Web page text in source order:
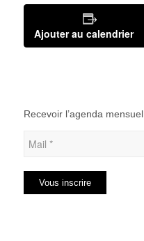
Ajouter au calendrier
Recevoir l’agenda mensuel.